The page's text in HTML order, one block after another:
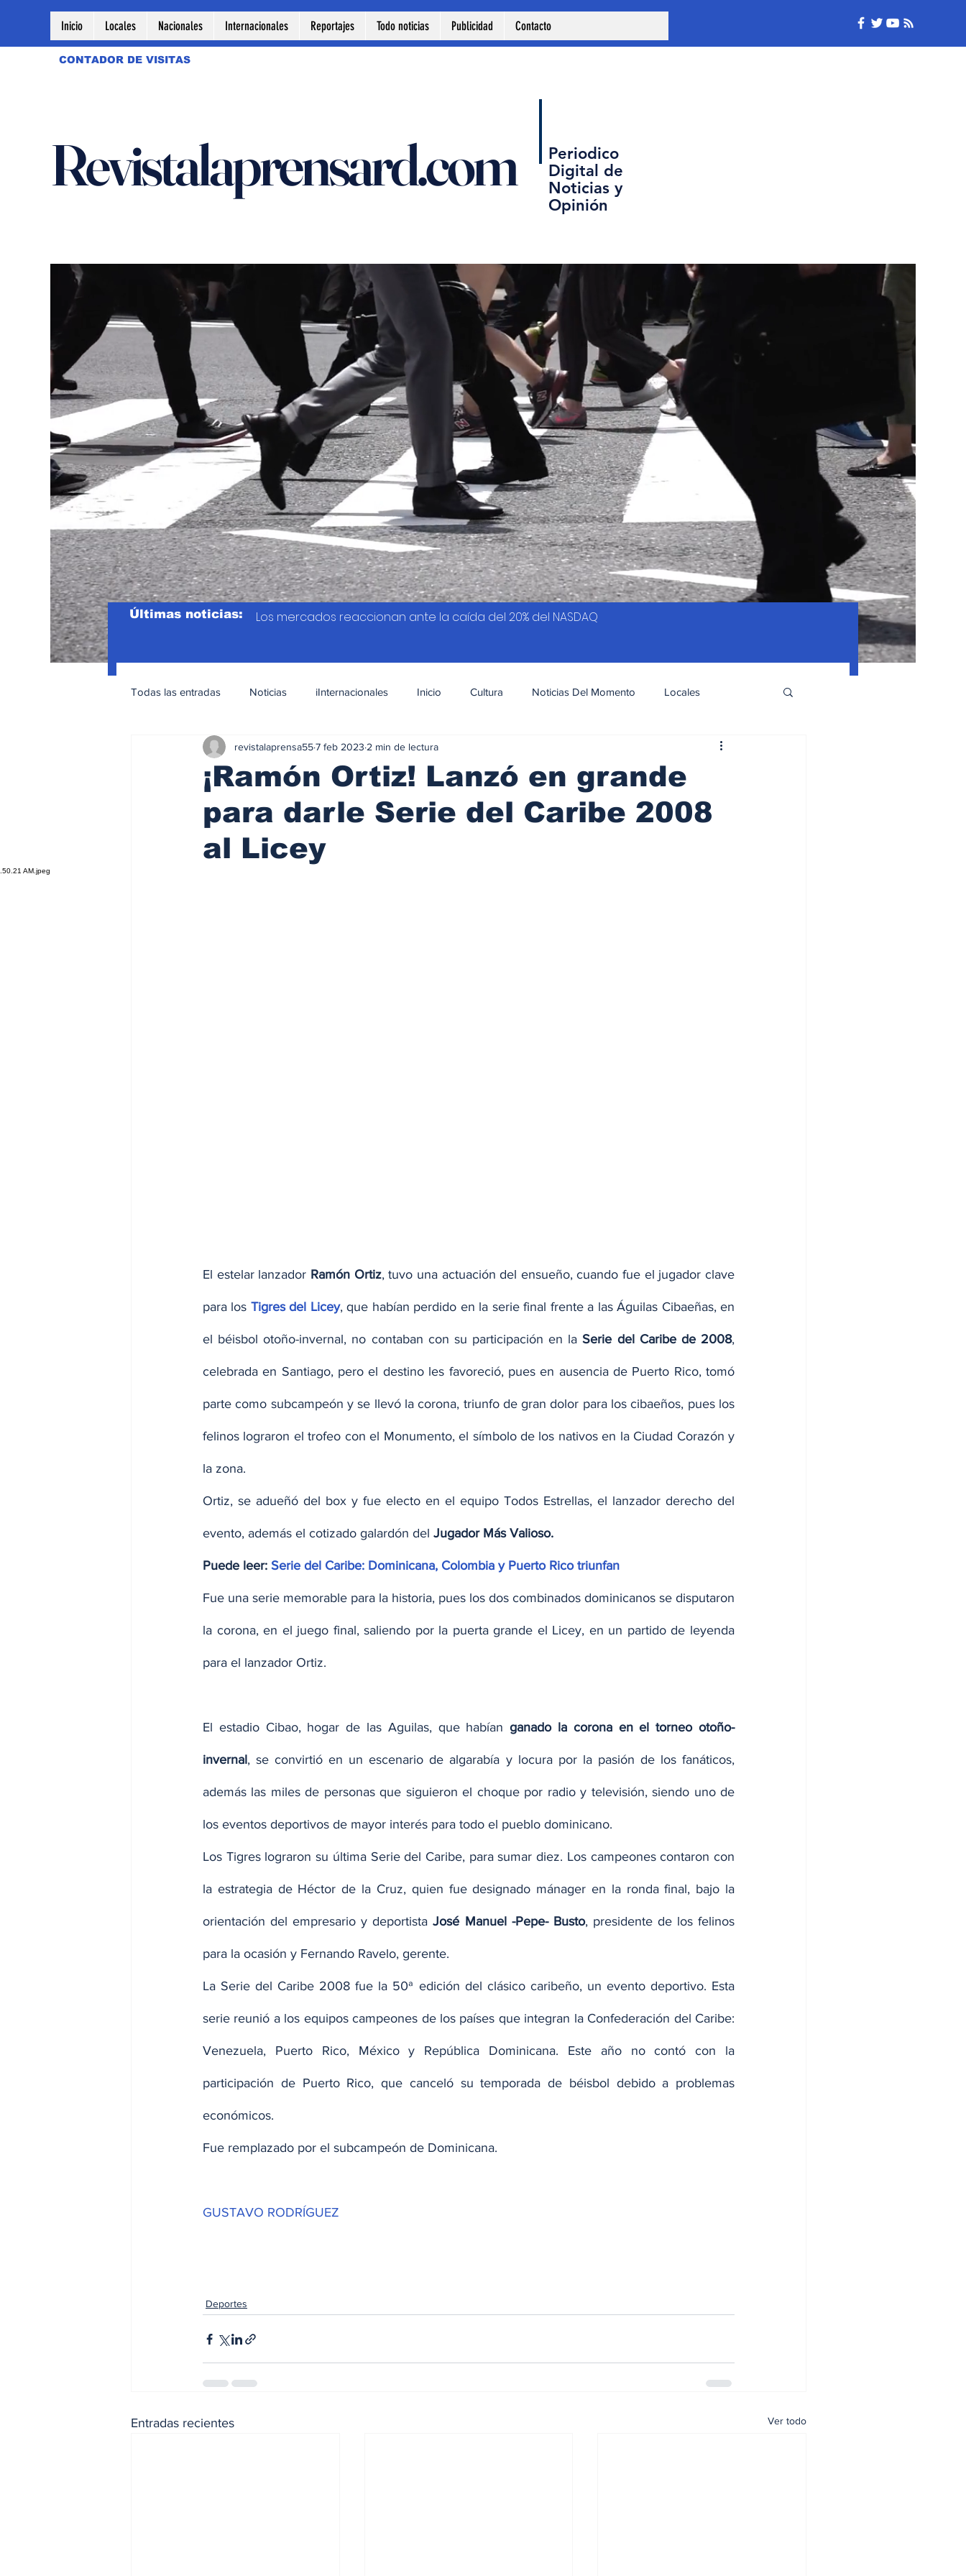
Inicio Locales Nacionales Internacionales Reportajes Todo noticias Publicidad Contacto
CONTADOR DE VISITAS
Revistalaprensard.com
Periodico
Digital de
Noticias y
Opinión
Últimas noticias: Los mercados reaccionan ante la caída del 20% del NASDAQ
Todas las entradas Noticias iInternacionales Inicio Cultura Noticias Del Momento Locales
Nacionales Educación Sexual Deportes Opinión
¡Ramón Ortiz! Lanzó en grande
para darle Serie del Caribe 2008
al Licey
revistalaprensa557 feb 2023 2 min de lectura
El estelar lanzador Ramón Ortiz, tuvo una actuación del ensueño, cuando fue el jugador clave
para los Tigres del Licey, que habían perdido en la serie final frente a las Águilas Cibaeñas, en
el béisbol otoño-invernal, no contaban con su participación en la Serie del Caribe de 2008,
celebrada en Santiago, pero el destino les favoreció, pues en ausencia de Puerto Rico, tomó
parte como subcampeón y se llevó la corona, triunfo de gran dolor para los cibaeños, pues los
felinos lograron el trofeo con el Monumento, el símbolo de los nativos en la Ciudad Corazón y
la zona.
Ortiz, se adueñó del box y fue electo en el equipo Todos Estrellas, el lanzador derecho del
evento, además el cotizado galardón del Jugador Más Valioso.
Puede leer: Serie del Caribe: Dominicana, Colombia y Puerto Rico triunfan
Fue una serie memorable para la historia, pues los dos combinados dominicanos se disputaron
la corona, en el juego final, saliendo por la puerta grande el Licey, en un partido de leyenda
para el lanzador Ortiz.
El estadio Cibao, hogar de las Aguilas, que habían ganado la corona en el torneo otoño-
invernal, se convirtió en un escenario de algarabía y locura por la pasión de los fanáticos,
además las miles de personas que siguieron el choque por radio y televisión, siendo uno de
los eventos deportivos de mayor interés para todo el pueblo dominicano.
Los Tigres lograron su última Serie del Caribe, para sumar diez. Los campeones contaron con
la estrategia de Héctor de la Cruz, quien fue designado mánager en la ronda final, bajo la
orientación del empresario y deportista José Manuel -Pepe- Busto, presidente de los felinos
para la ocasión y Fernando Ravelo, gerente.
La Serie del Caribe 2008 fue la 50ª edición del clásico caribeño, un evento deportivo. Esta
serie reunió a los equipos campeones de los países que integran la Confederación del Caribe:
Venezuela, Puerto Rico, México y República Dominicana. Este año no contó con la
participación de Puerto Rico, que canceló su temporada de béisbol debido a problemas
económicos.
Fue remplazado por el subcampeón de Dominicana.
GUSTAVO RODRÍGUEZ
Deportes
Entradas recientes Ver todo